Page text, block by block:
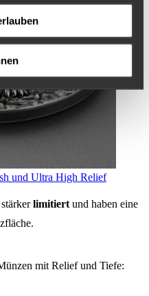
und Ultra High Relief
limitiert und haben eine
mit Relief und Tiefe: